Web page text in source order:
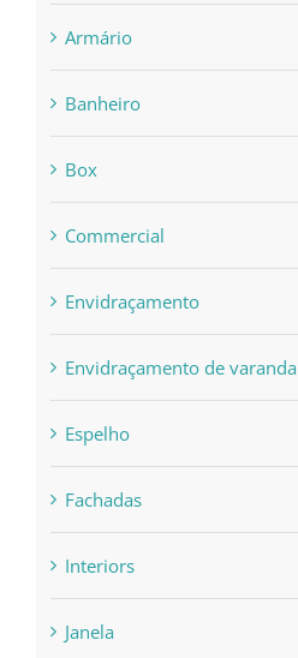
Armário
Banheiro
Box
Commercial
Envidraçamento
Envidraçamento de varanda
Espelho
Fachadas
Interiors
Janela